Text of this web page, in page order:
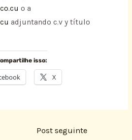
o a
adjuntando c.v y título
isso:
X
Post seguinte